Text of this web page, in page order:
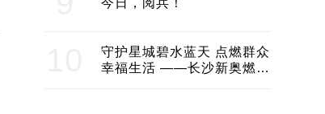
今日，阅兵！
守护星城碧水蓝天 点燃群众
幸福生活 ——长沙新奥燃气